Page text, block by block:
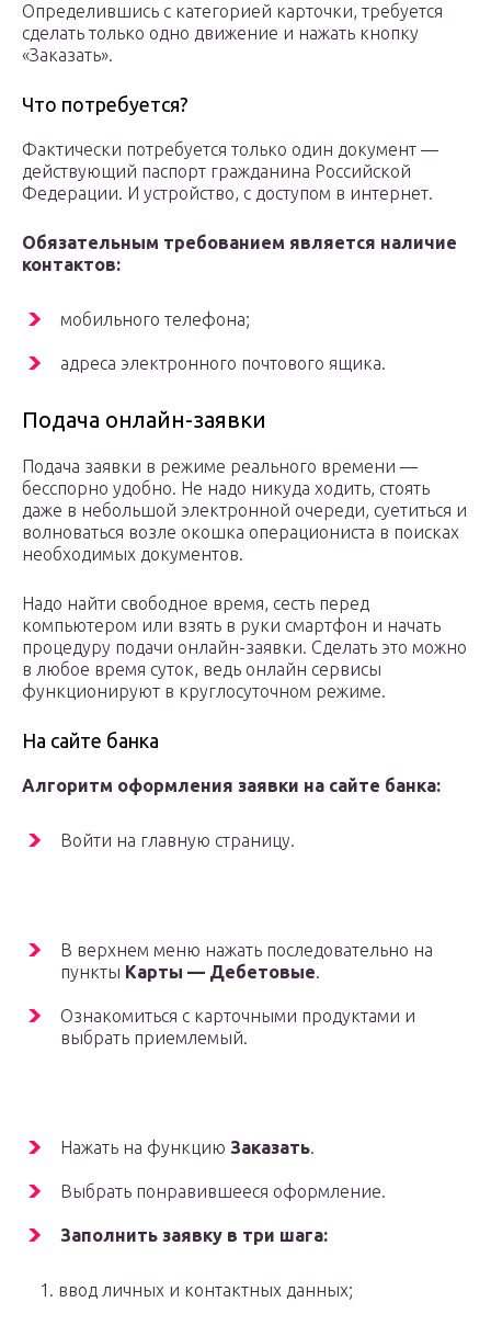
Определившись с категорией карточки, требуется
сделать только одно движение и нажать кнопку
«Заказать».
Что потребуется?
Фактически потребуется только один документ —
действующий паспорт гражданина Российской
Федерации. И устройство, с доступом в интернет.
Обязательным требованием является наличие
контактов:
мобильного телефона;
адреса электронного почтового ящика.
Подача онлайн-заявки
Подача заявки в режиме реального времени —
бесспорно удобно. Не надо никуда ходить, стоять
даже в небольшой электронной очереди, суетиться и
волноваться возле окошка операциониста в поисках
необходимых документов.
Надо найти свободное время, сесть перед
компьютером или взять в руки смартфон и начать
процедуру подачи онлайн-заявки. Сделать это можно
в любое время суток, ведь онлайн сервисы
функционируют в круглосуточном режиме.
На сайте банка
Алгоритм оформления заявки на сайте банка:
Войти на главную страницу.
В верхнем меню нажать последовательно на
пункты Карты — Дебетовые.
Ознакомиться с карточными продуктами и
выбрать приемлемый.
Нажать на функцию Заказать.
Выбрать понравившееся оформление.
Заполнить заявку в три шага:
1. ввод личных и контактных данных;